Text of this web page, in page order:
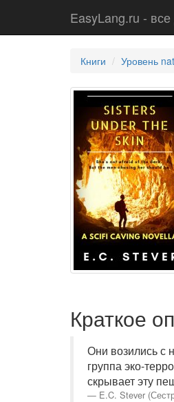
EasyLang.ru -
Книги Уровень
Краткое
Они возились с
группа эко-
скрывает эту
E.C. Stever